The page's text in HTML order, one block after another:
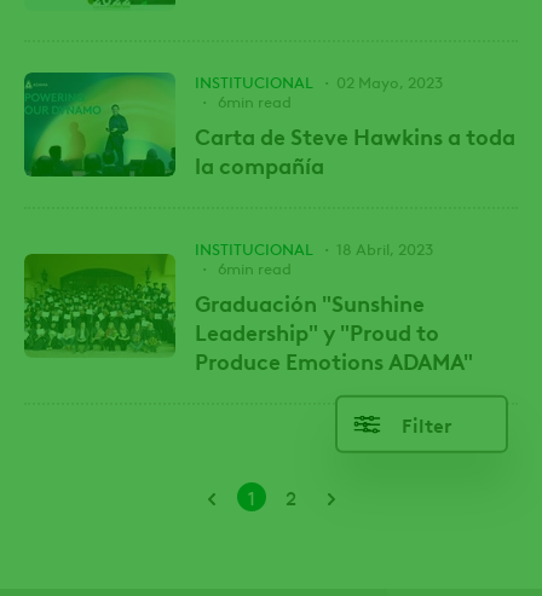
Filter
INSTITUCIONAL
02 Mayo, 2023
6min read
Carta de Steve Hawkins a toda
la compañía
INSTITUCIONAL
18 Abril, 2023
6min read
Graduación "Sunshine
Leadership" y "Proud to
Produce Emotions ADAMA"
Paginación
Página
1 Page
2